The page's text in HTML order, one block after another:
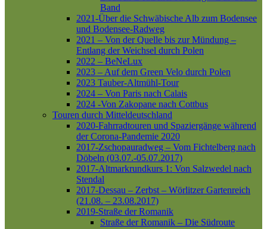
Band
2021-Über die Schwäbische Alb zum Bodensee
und Bodensee-Radweg
2021 – Von der Quelle bis zur Mündung –
Entlang der Weichsel durch Polen
2022 – BeNeLux
2023 – Auf dem Green Velo durch Polen
2023 Tauber-Altmühl-Tour
2024 – Von Paris nach Calais
2024 -Von Zakopane nach Cottbus
Touren durch Mitteldeutschland
2020-Fahrradtouren und Spaziergänge während
der Corona-Pandemie 2020
2017-Zschopauradweg – Vom Fichtelberg nach
Döbeln (03.07.-05.07.2017)
2017-Altmarkrundkurs 1: Von Salzwedel nach
Stendal
2017-Dessau – Zerbst – Wörlitzer Gartenreich
(21.08. – 23.08.2017)
2019-Straße der Romanik
Straße der Romanik – Die Südroute